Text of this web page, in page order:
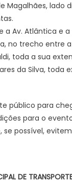
Magalhães, lado
a Av. Atlântica e
no trecho entre a
toda a sua
da Silva, toda
público para
para o
se possível,
DE